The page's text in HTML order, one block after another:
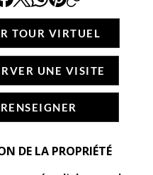
TOUR VIRTUEL
UNE VISITE
RENSEIGNER
DE LA PROPRIÉTÉ